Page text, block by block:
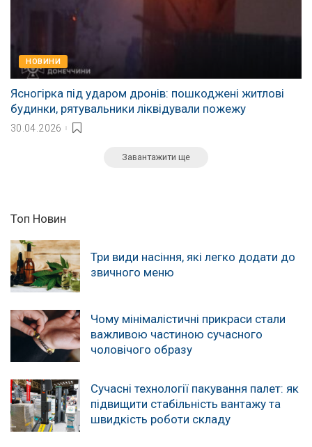
НОВИНИ
Ясногірка під ударом дронів: пошкоджені житлові
будинки, рятувальники ліквідували пожежу
30.04.2026
Завантажити ще
Топ Новин
Три види насіння, які легко додати до
звичного меню
Чому мінімалістичні прикраси стали
важливою частиною сучасного
чоловічого образу
Сучасні технології пакування палет: як
підвищити стабільність вантажу та
швидкість роботи складу